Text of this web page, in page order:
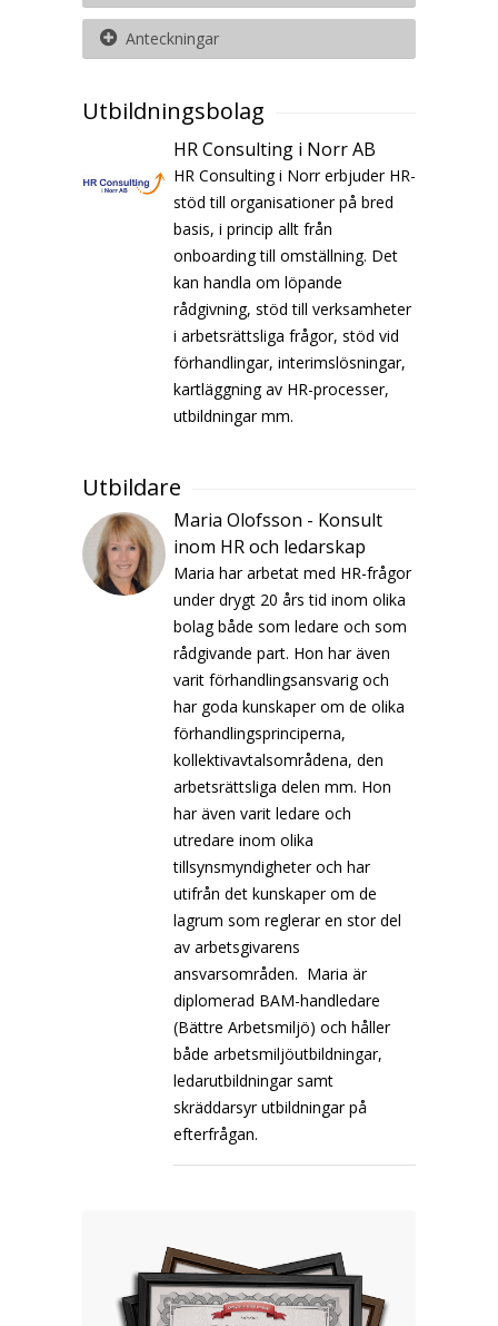
Anteckningar
Utbildningsbolag
HR Consulting i Norr AB
HR Consulting i Norr erbjuder HR-
stöd till organisationer på bred
basis, i princip allt från
onboarding till omställning. Det
kan handla om löpande
rådgivning, stöd till verksamheter
i arbetsrättsliga frågor, stöd vid
förhandlingar, interimslösningar,
kartläggning av HR-processer,
utbildningar mm.
Utbildare
Maria Olofsson - Konsult
inom HR och ledarskap
Maria har arbetat med HR-frågor
under drygt 20 års tid inom olika
bolag både som ledare och som
rådgivande part. Hon har även
varit förhandlingsansvarig och
har goda kunskaper om de olika
förhandlingsprinciperna,
kollektivavtalsområdena, den
arbetsrättsliga delen mm. Hon
har även varit ledare och
utredare inom olika
tillsynsmyndigheter och har
utifrån det kunskaper om de
lagrum som reglerar en stor del
av arbetsgivarens
ansvarsområden. Maria är
diplomerad BAM-handledare
(Bättre Arbetsmiljö) och håller
både arbetsmiljöutbildningar,
ledarutbildningar samt
skräddarsyr utbildningar på
efterfrågan.